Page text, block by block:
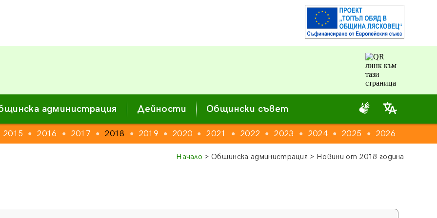
администрация Дейности Общински съвет
2015 ● 2016 ● 2017 ● 2018 ● 2019 ● 2020 ● 2021 ● 2022 ● 2023 ● 2024 ● 2025 ● 2026
Начало > Общинска администрация > Новини от 2018 година